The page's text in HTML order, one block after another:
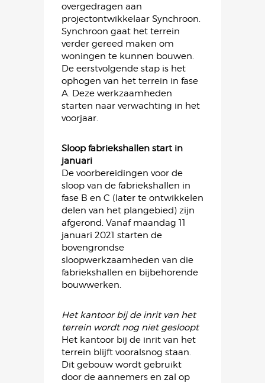
overgedragen aan
projectontwikkelaar Synchroon.
Synchroon gaat het terrein
verder gereed maken om
woningen te kunnen bouwen.
De eerstvolgende stap is het
ophogen van het terrein in fase
A. Deze werkzaamheden
starten naar verwachting in het
voorjaar.
Sloop fabriekshallen start in
januari
De voorbereidingen voor de
sloop van de fabriekshallen in
fase B en C (later te ontwikkelen
delen van het plangebied) zijn
afgerond. Vanaf maandag 11
januari 2021 starten de
bovengrondse
sloopwerkzaamheden van die
fabriekshallen en bijbehorende
bouwwerken.
Het kantoor bij de inrit van het
terrein wordt nog niet gesloopt
Het kantoor bij de inrit van het
terrein blijft vooralsnog staan.
Dit gebouw wordt gebruikt
door de aannemers en zal op